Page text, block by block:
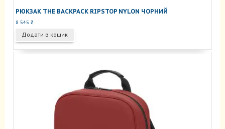
РЮКЗАК THE BACKPACK RIPSTOP NYLON ЧОРНИЙ
8 545 ₴
Додати в кошик